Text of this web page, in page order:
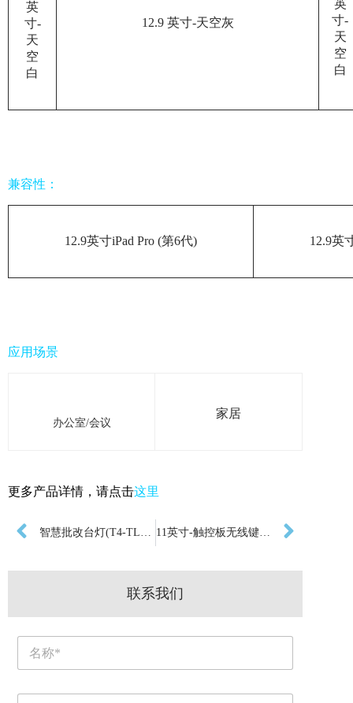
英
寸-
天
空
白
12.9 英寸-天空灰
英
寸-
天
空
白
兼容性：
12.9英寸iPad Pro (第6代) 12.9英
应用场景
办公室/会议
家居
更多产品详情，请点击这里
智慧批改台灯(T4-TLA01) 11英寸-触控板无线键盘（DP101）
联系我们